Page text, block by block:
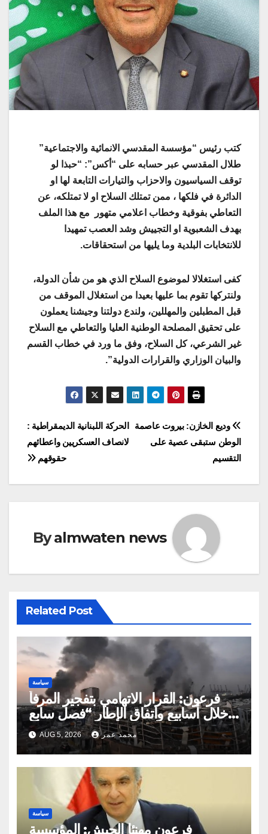
كتب رئيس “مؤسسة المقدسي الانمائية والاجتماعية”
طلال المقدسي عبر حسابه على “أكس”: “حبذا لو
توقف السياسيون والاحزاب والتيارات التابعة لها او
الدائرة في فلكها ، ممن تمتلك السلاح او لا تمتلكه، عن
التعاطي بفوقية وخطاب اعلامي متهور مع هذا الملف
بهدف الشعبوية او التجييش وشد العصب تمهيدا
للانتخابات البلدية وما يليها من استحقاقات.
كفى استغلالا لموضوع السلاح الذي هو من شأن الدولة،
ولنتركها تقوم بما عليها بعيدا من استغلال الموقف من
قبل المطبلين والمهللين، ولندع دولتنا وجيشنا يعملون
على تحقيق المصلحة الوطنية العليا والتعاطي مع السلاح
غير الشرعي، كل السلاح، وفق ما ورد في خطاب القسم
والبيان الوزاري والقرارات الدولية”.
Post
navigation
الحركة اللبنانية الديمقراطية :
لانصاف العسكريين واعطائهم
حقوقهم
وديع الخازن: بيروت عاصمة
الوطن ستبقى عصية على
التقسيم
Byalmwaten news
Related Post
سياسة
فرعون: القرار الاتهامي بتفجير المرفأ
خلال أسابيع واتفاق الإطار “فصل سابع
ونصف”
AUG 5, 2026 محمد عمر
سياسة
فرعون مهنئا الجيش: المؤسسة